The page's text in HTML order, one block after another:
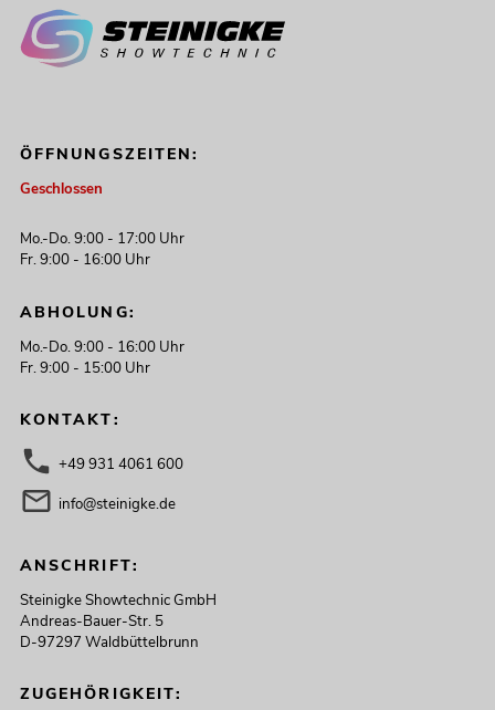
ÖFFNUNGSZEITEN:
Geschlossen
Mo.-Do. 9:00 - 17:00 Uhr
Fr. 9:00 - 16:00 Uhr
ABHOLUNG:
Mo.-Do. 9:00 - 16:00 Uhr
Fr. 9:00 - 15:00 Uhr
KONTAKT:
+49 931 4061 600
info@steinigke.de
ANSCHRIFT:
Steinigke Showtechnic GmbH
Andreas-Bauer-Str. 5
D-97297 Waldbüttelbrunn
ZUGEHÖRIGKEIT: